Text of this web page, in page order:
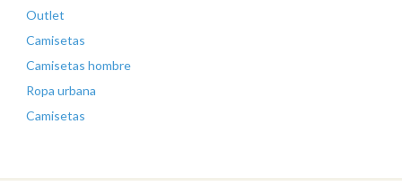
Outlet
Camisetas
Camisetas hombre
Ropa urbana
Camisetas